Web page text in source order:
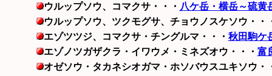
ウルップソウ、コマクサ・・・ 八ケ岳・横岳～硫黄
ウルップソウ、ツクモグサ、チョウノスケソウ・・
エゾツツジ、コマクサ・チングルマ・・・ 秋田駒ケ
エゾノツガザクラ・イワウメ・ミネズオウ・・・ 富
オゼソウ・タカネシオガマ・ホソバウスユキソウ・